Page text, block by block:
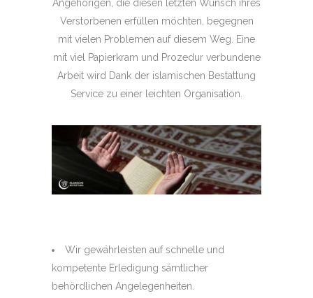
Angehörigen, die diesen letzten Wunsch ihres
Verstorbenen erfüllen möchten, begegnen
mit vielen Problemen auf diesem Weg. Eine
mit viel Papierkram und Prozedur verbundene
Arbeit wird Dank der islamischen Bestattung
Service zu einer leichten Organisation.
Wir gewährleisten auf schnelle und
kompetente Erledigung sämtlicher
behördlichen Angelegenheiten.